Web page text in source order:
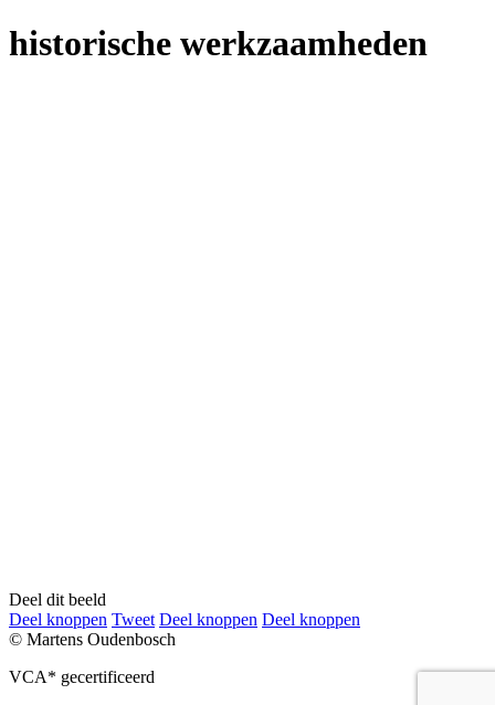
historische werkzaamheden
Deel dit beeld
Deel knoppen Deel
knoppen
TweetDeel
knoppen
Deel knoppen Deel
Deel knoppen
© Martens Oudenbosch
VCA* gecertificeerd